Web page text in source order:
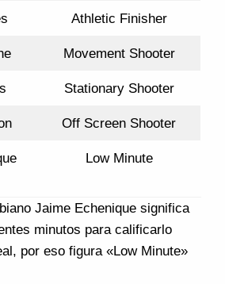
Athletic Finisher
Movement Shooter
Stationary Shooter
Off Screen Shooter
Low Minute
Jaime Echenique significa
minutos para calificarlo
por eso figura «Low Minute»